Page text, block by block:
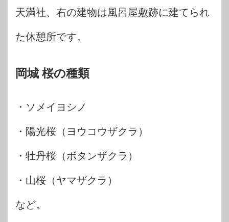
天満社、右の建物は風呂屋敷跡に建てられ
た休憩所です。
岡城 桜の種類
・ソメイヨシノ
・陽光桜（ヨウコウザクラ）
・牡丹桜（ボタンザクラ）
・山桜（ヤマザクラ）
など。